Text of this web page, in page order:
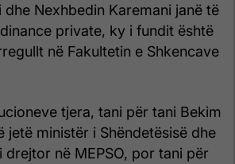
dhe Nexhbedin Karemani janë të
private, ky i fundit është
në Fakultetin e Shkencave
tjera, tani për tani Bekim
jetë ministër i Shëndetësisë dhe
drejtor në MEPSO, por tani për